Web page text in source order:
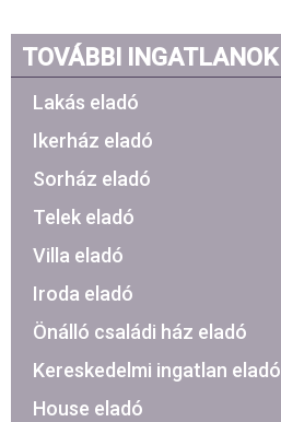
TOVÁBBI INGATLANOK
Lakás eladó
Ikerház eladó
Sorház eladó
Telek eladó
Villa eladó
Iroda eladó
Önálló családi ház eladó
Kereskedelmi ingatlan eladó
House eladó